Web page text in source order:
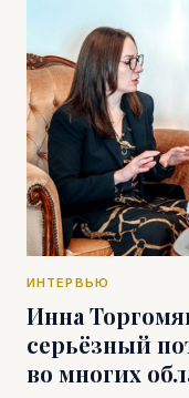
ИНТЕРВЬЮ
Инна
серьёзный
во многих